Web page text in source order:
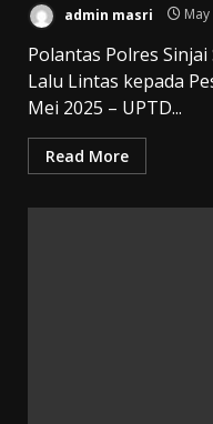
admin masri
Polantas Polres
Lalu Lintas kepada
Mei 2025 – UPTD...
Read More